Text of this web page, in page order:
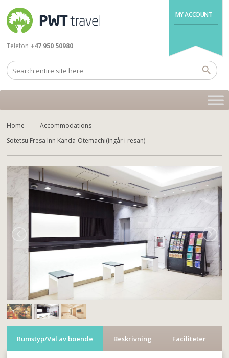
MY ACCOUNT
Telefon +47 950 50980
Home
Accommodations
Sotetsu Fresa Inn Kanda-Otemachi(ingår i resan)
Rumstyp/Val av boende Beskrivning Faciliteter